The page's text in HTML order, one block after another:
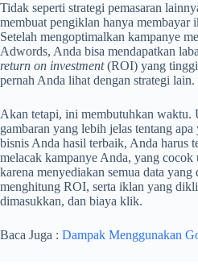
Tidak seperti strategi pemasaran
membuat pengiklan hanya
Setelah mengoptimalkan kampanye
Adwords, Anda bisa mendapatkan
return on investment(ROI) yang
pernah Anda lihat dengan strategi lain.
Akan tetapi, ini membutuhkan waktu.
gambaran yang lebih jelas tentang
bisnis Anda hasil terbaik, Anda harus
melacak kampanye Anda, yang
karena menyediakan semua data
menghitung ROI, serta iklan yang
dimasukkan, dan biaya klik.
Baca Juga : Dampak Menggunakan